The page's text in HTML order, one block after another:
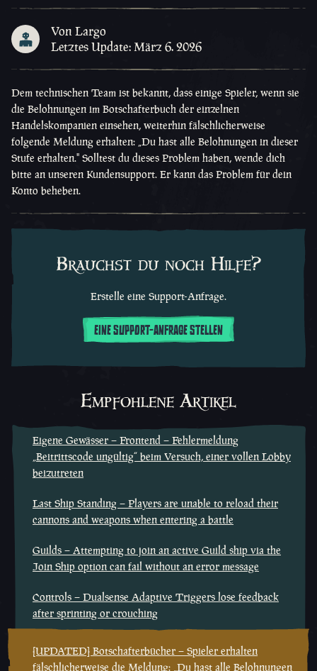
Von Largo
Letztes Update: März 6. 2026
Dem technischen Team ist bekannt, dass einige Spieler, wenn sie
die Belohnungen im Botschafterbuch der einzelnen
Handelskompanien einsehen, weiterhin fälschlicherweise
folgende Meldung erhalten: „Du hast alle Belohnungen in dieser
Stufe erhalten." Solltest du dieses Problem haben, wende dich
bitte an unseren Kundensupport. Er kann das Problem für dein
Konto beheben.
Brauchst du noch Hilfe?
Erstelle eine Support-Anfrage.
EINE SUPPORT-ANFRAGE STELLEN
Empfohlene Artikel
Eigene Gewässer – Frontend – Fehlermeldung
„Beitrittscode ungültig“ beim Versuch, einer vollen Lobby
beizutreten
Last Ship Standing – Players are unable to reload their
cannons and weapons when entering a battle
Guilds – Attempting to join an active Guild ship via the
Join Ship option can fail without an error message
Controls – Dualsense Adaptive Triggers lose feedback
after sprinting or crouching
[UPDATED] Botschafterbücher – Spieler erhalten
fälschlicherweise die Meldung: „Du hast alle Belohnungen